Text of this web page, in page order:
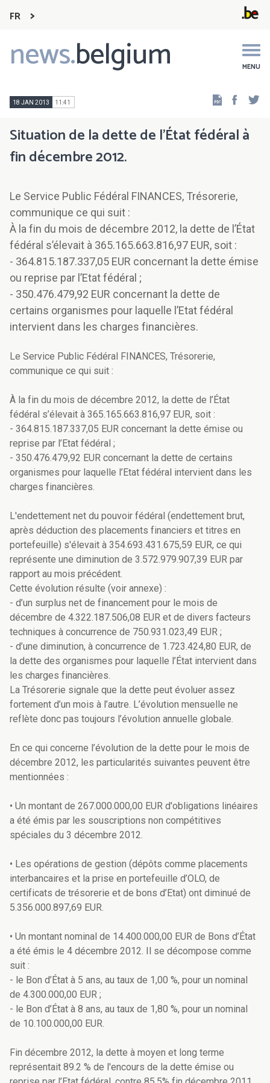
FR
news.belgium MENU
Main
navigation
18 JAN 2013 11:41
Situation de la dette de l’État fédéral à
fin décembre 2012.
Le Service Public Fédéral FINANCES, Trésorerie,
communique ce qui suit :
À la fin du mois de décembre 2012, la dette de l’État
fédéral s’élevait à 365.165.663.816,97 EUR, soit :
- 364.815.187.337,05 EUR concernant la dette émise
ou reprise par l’Etat fédéral ;
- 350.476.479,92 EUR concernant la dette de
certains organismes pour laquelle l’Etat fédéral
intervient dans les charges financières.
Le Service Public Fédéral FINANCES, Trésorerie,
communique ce qui suit :
À la fin du mois de décembre 2012, la dette de l’État
fédéral s’élevait à 365.165.663.816,97 EUR, soit :
- 364.815.187.337,05 EUR concernant la dette émise ou
reprise par l’Etat fédéral ;
- 350.476.479,92 EUR concernant la dette de certains
organismes pour laquelle l’Etat fédéral intervient dans les
charges financières.
L'endettement net du pouvoir fédéral (endettement brut,
après déduction des placements financiers et titres en
portefeuille) s'élevait à 354.693.431.675,59 EUR, ce qui
représente une diminution de 3.572.979.907,39 EUR par
rapport au mois précédent.
Cette évolution résulte (voir annexe) :
- d’un surplus net de financement pour le mois de
décembre de 4.322.187.506,08 EUR et de divers facteurs
techniques à concurrence de 750.931.023,49 EUR ;
- d’une diminution, à concurrence de 1.723.424,80 EUR, de
la dette des organismes pour laquelle l’État intervient dans
les charges financières.
La Trésorerie signale que la dette peut évoluer assez
fortement d’un mois à l’autre. L’évolution mensuelle ne
reflète donc pas toujours l’évolution annuelle globale.
En ce qui concerne l’évolution de la dette pour le mois de
décembre 2012, les particularités suivantes peuvent être
mentionnées :
• Un montant de 267.000.000,00 EUR d'obligations linéaires
a été émis par les souscriptions non compétitives
spéciales du 3 décembre 2012.
• Les opérations de gestion (dépôts comme placements
interbancaires et la prise en portefeuille d’OLO, de
certificats de trésorerie et de bons d’Etat) ont diminué de
5.356.000.897,69 EUR.
• Un montant nominal de 14.400.000,00 EUR de Bons d’État
a été émis le 4 décembre 2012. Il se décompose comme
suit :
- le Bon d’État à 5 ans, au taux de 1,00 %, pour un nominal
de 4.300.000,00 EUR ;
- le Bon d’État à 8 ans, au taux de 1,80 %, pour un nominal
de 10.100.000,00 EUR.
Fin décembre 2012, la dette à moyen et long terme
représentait 89.2 % de l'encours de la dette émise ou